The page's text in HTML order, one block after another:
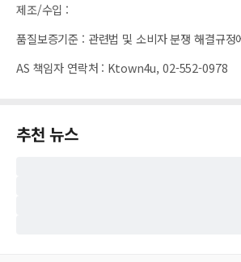
제조/수입 :
품질보증기준 : 관련법 및 소비자 분쟁 해결규정
AS 책임자 연락처 : Ktown4u, 02-552-0978
추천 뉴스